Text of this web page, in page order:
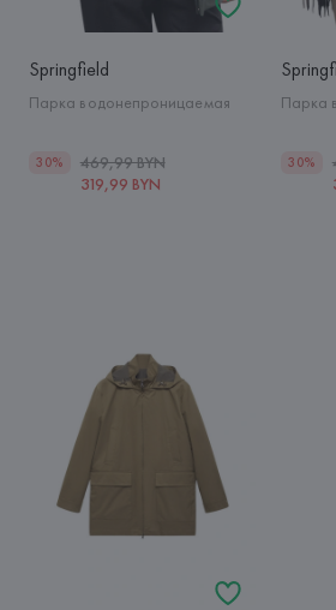
Springfield
Парка водонепроницаемая
30%
469,99 BYN
319,99 BYN
Парка
30%